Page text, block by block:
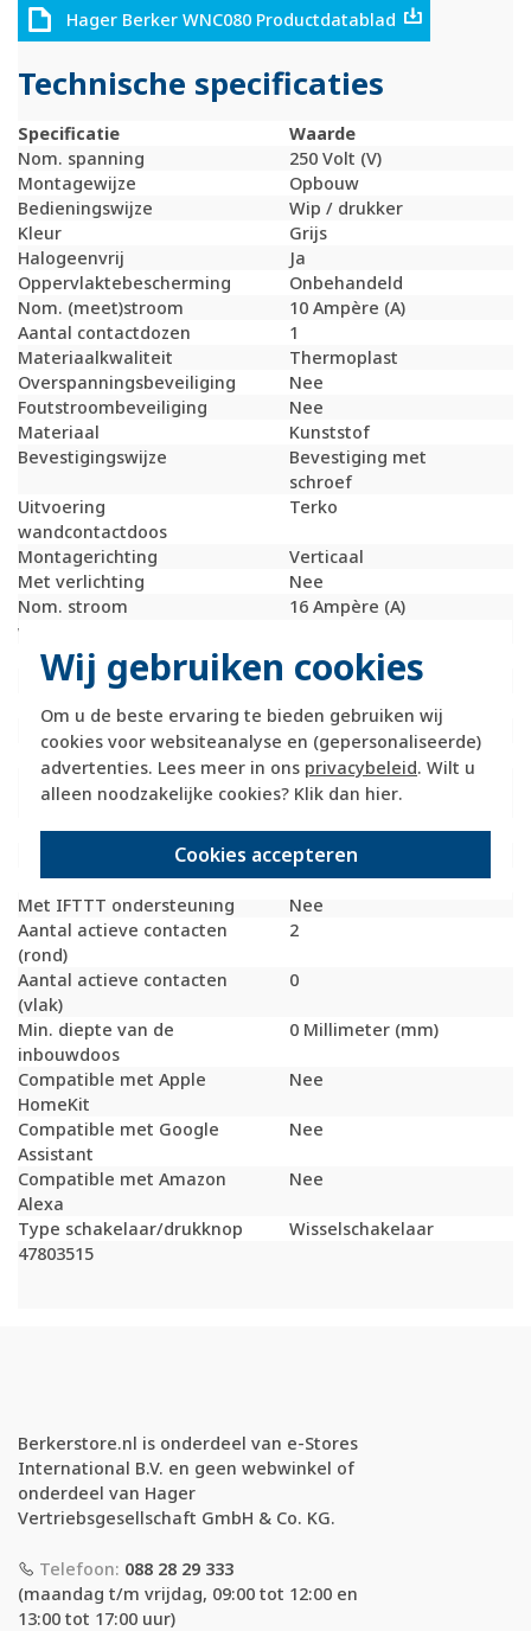
Wij gebruiken cookies
Om u de beste ervaring te bieden gebruiken wij
cookies voor websiteanalyse en (gepersonaliseerde)
advertenties. Lees meer in ons privacybeleid. Wilt u
alleen noodzakelijke cookies? Klik dan hier.
Cookies accepteren
Hager Berker WNC080 Productdatablad
Technische specificaties
Specificatie
Waarde
Nom. spanning
250 Volt (V)
Montagewijze
Opbouw
Bedieningswijze
Wip / drukker
Kleur
Grijs
Halogeenvrij
Ja
Oppervlaktebescherming
Onbehandeld
Nom. (meet)stroom
10 Ampère (A)
Aantal contactdozen
1
Materiaalkwaliteit
Thermoplast
Overspanningsbeveiliging
Nee
Foutstroombeveiliging
Nee
Materiaal
Kunststof
Bevestigingswijze
Bevestiging met
schroef
Uitvoering
wandcontactdoos
Terko
Montagerichting
Verticaal
Met verlichting
Nee
Nom. stroom
wandcontactdoos
16 Ampère (A)
RAL-nummer (vergelijkbaar)
7011
Meeschakelende nul
Nee
Transparant
Nee
Uitvoering oppervlakte
Mat
Met glaszekering
Nee
Geschikt voor
beschermingsgraad (IP)
IP55
Schakelmateriaalbreedte
76 Millimeter (mm)
Schakelmateriaalhoogte
147 Millimeter (mm)
Schakelmateriaaldiepte
63 Millimeter (mm)
Met IFTTT ondersteuning
Nee
Aantal actieve contacten
(rond)
2
Aantal actieve contacten
(vlak)
0
Min. diepte van de
inbouwdoos
0 Millimeter (mm)
Compatible met Apple
HomeKit
Nee
Compatible met Google
Assistant
Nee
Compatible met Amazon
Alexa
Nee
Type schakelaar/drukknop
Wisselschakelaar
47803515
Berkerstore.nl is onderdeel van e-Stores
International B.V. en geen webwinkel of
onderdeel van Hager
Vertriebsgesellschaft GmbH & Co. KG.
Telefoon: 088 28 29 333
(maandag t/m vrijdag, 09:00 tot 12:00 en
13:00 tot 17:00 uur)